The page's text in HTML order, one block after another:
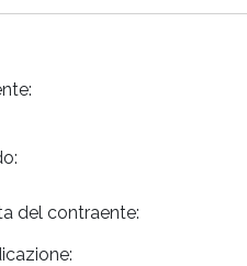
del contraente: